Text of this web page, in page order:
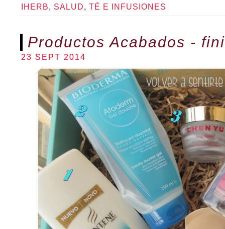
IHERB, SALUD, TÉ E INFUSIONES
Productos Acabados -
23 SEPT 2014